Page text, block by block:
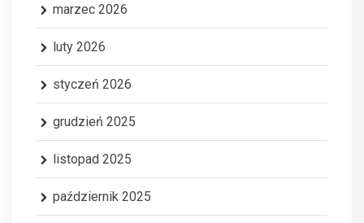
marzec 2026
luty 2026
styczeń 2026
grudzień 2025
listopad 2025
październik 2025